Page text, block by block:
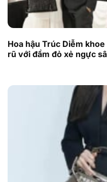
Hoa hậu Trúc Diễm
rũ với đầm đỏ xẻ ngực